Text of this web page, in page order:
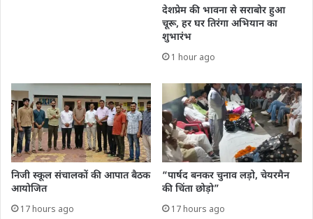
देशप्रेम की भावना से सराबोर हुआ
चूरू, हर घर तिरंगा अभियान का
शुभारंभ
1 hour ago
निजी स्कूल संचालकों की आपात बैठक
आयोजित
17 hours ago
“पार्षद बनकर चुनाव लड़ो, चेयरमैन
की चिंता छोड़ो”
17 hours ago